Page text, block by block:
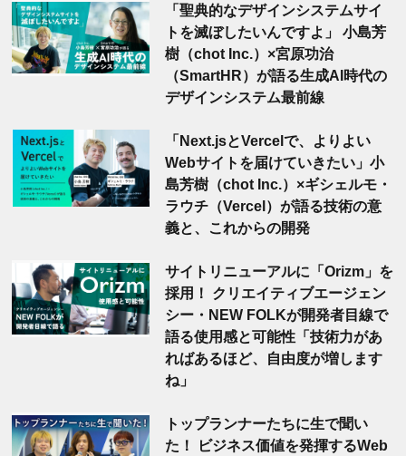
「聖典的なデザインシステムサイ
トを滅ぼしたいんですよ」 小島芳
樹（chot Inc.）×宮原功治
（SmartHR）が語る生成AI時代の
デザインシステム最前線
「Next.jsとVercelで、よりよい
Webサイトを届けていきたい」小
島芳樹（chot Inc.）×ギシェルモ・
ラウチ（Vercel）が語る技術の意
義と、これからの開発
サイトリニューアルに「Orizm」を
採用！ クリエイティブエージェン
シー・NEW FOLKが開発者目線で
語る使用感と可能性「技術力があ
ればあるほど、自由度が増します
ね」
トップランナーたちに生で聞い
た！ ビジネス価値を発揮するWeb